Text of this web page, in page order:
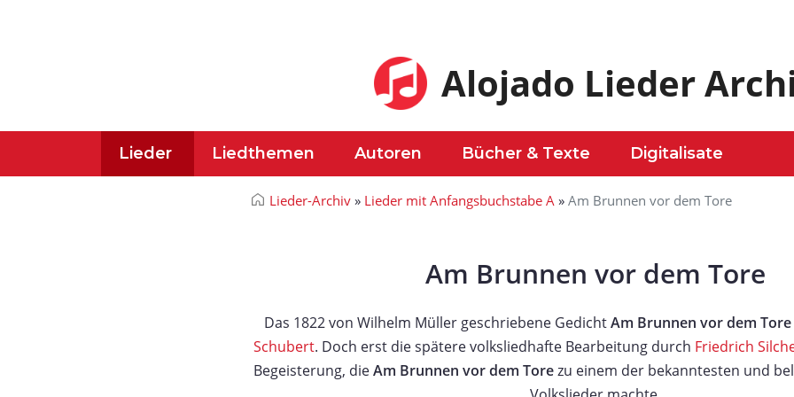
Alojado Lieder
Lieder Liedthemen Autoren Bücher & Texte Digitalisate
Lieder-Archiv » Lieder mit Anfangsbuchstabe A » Am Brunnen vor dem Tore
Am Brunnen vor dem Tore
Das 1822 von Wilhelm Müller geschriebene GedichtAm Brunnen vor dem Tore
Schubert. Doch erst die spätere volksliedhafte Bearbeitung durch Friedrich
Begeisterung, dieAm Brunnen vor dem Torezu einem der bekanntesten und